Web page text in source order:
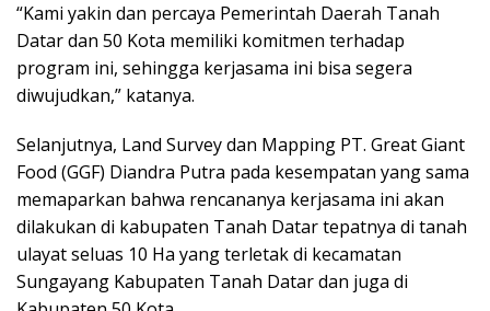
“Kami yakin dan percaya Pemerintah Daerah Tanah
Datar dan 50 Kota memiliki komitmen terhadap
program ini, sehingga kerjasama ini bisa segera
diwujudkan,” katanya.
Selanjutnya, Land Survey dan Mapping PT. Great Giant
Food (GGF) Diandra Putra pada kesempatan yang sama
memaparkan bahwa rencananya kerjasama ini akan
dilakukan di kabupaten Tanah Datar tepatnya di tanah
ulayat seluas 10 Ha yang terletak di kecamatan
Sungayang Kabupaten Tanah Datar dan juga di